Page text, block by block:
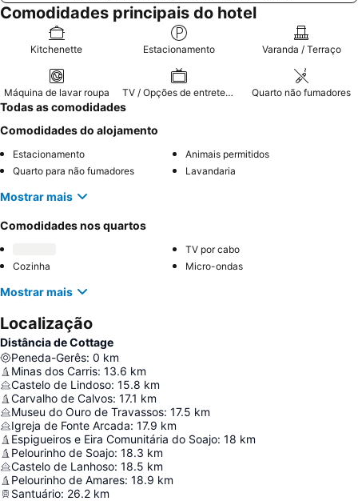
Comodidades principais do hotel
Kitchenette Estacionamento Varanda / Terraço
Máquina de lavar roupa TV / Opções de entretenimento Quarto não fumadores
Todas as comodidades
Comodidades do alojamento
Estacionamento
Animais permitidos
Quarto para não fumadores
Lavandaria
Mostrar mais
Comodidades nos quartos
TV por cabo
Cozinha
Micro-ondas
Mostrar mais
Localização
Distância de Cottage
Peneda-Gerês: 0 km
Minas dos Carris: 13.6 km
Castelo de Lindoso: 15.8 km
Carvalho de Calvos: 17.1 km
Museu do Ouro de Travassos: 17.5 km
Igreja de Fonte Arcada: 17.9 km
Espigueiros e Eira Comunitária do Soajo: 18 km
Pelourinho de Soajo: 18.3 km
Castelo de Lanhoso: 18.5 km
Pelourinho de Amares: 18.9 km
Santuário: 26.2 km